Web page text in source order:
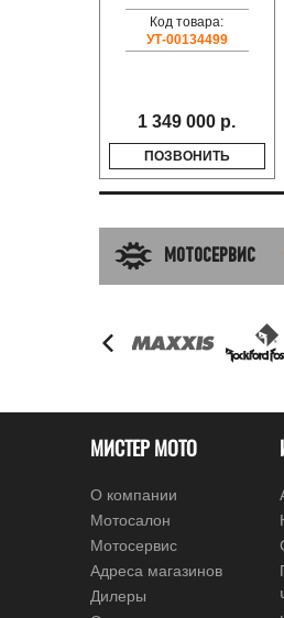
Код товара:
УТ-00134499
1 349 000 р.
ПОЗВОНИТЬ
МОТОСЕРВИС
МИСТЕР МОТО
О компании
Мотосалон
Мотосервис
Адреса магазинов
Дилеры